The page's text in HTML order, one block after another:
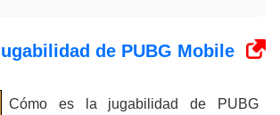
de PUBG Mobile
Cómo es la jugabilidad de PUBG